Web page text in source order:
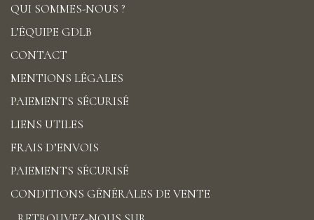
QUI SOMMES-NOUS ?
L’ÉQUIPE GDLB
CONTACT
MENTIONS LÉGALES
PAIEMENTS SÉCURISÉ
LIENS UTILES
FRAIS D’ENVOIS
PAIEMENTS SÉCURISÉ
CONDITIONS GÉNÉRALES DE VENTE